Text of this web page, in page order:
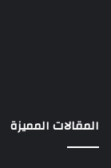
المقالات المميزة